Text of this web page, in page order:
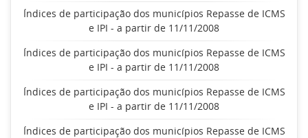
Índices de participação dos municípios Repasse de ICMS
e IPI - a partir de 11/11/2008
Índices de participação dos municípios Repasse de ICMS
e IPI - a partir de 11/11/2008
Índices de participação dos municípios Repasse de ICMS
e IPI - a partir de 11/11/2008
Índices de participação dos municípios Repasse de ICMS